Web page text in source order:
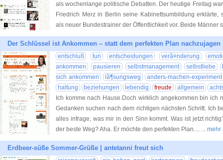
als wochenlange politische Debatten. Der heutige Freitag
Friedrich Merz in Berlin seine Kabinettsumbildung erklärte,
als neuer Bundestrainer der Öffentlichkeit vor. Beide Männer
Der Schlüssel ist Ankommen – statt dem perfekten Plan nachzujagen
entschluß tun entscheidungen verã¤nderung
ankommen
pausieren selbstmanagement selbstliebe
sich ankommen
lã¶sungsweg
anders-machen-experiment
haltung
beziehungen lebendig freude allgemein
Ich komme nach Hause.Doch wirklich angekommen bin ich
Gedanken suchen nach dem richtigen nächsten Schritt. Ich
alles infrage, was mir in den Sinn kommt. Was ist jetzt
der beste Weg? Aha. Er möchte den perfekten Plan.... ...
Erdbeer-süße Sommer-Grüße | antetanni freut sich